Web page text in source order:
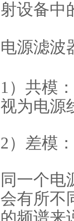
射设备中
电源滤波
1）共模
视为电源
2）差模
同一个电
会有所不